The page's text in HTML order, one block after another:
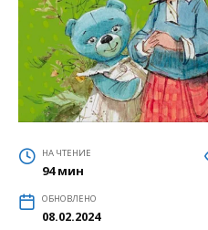
НА ЧТЕНИЕ
94 мин
ОБНОВЛЕНО
08.02.2024